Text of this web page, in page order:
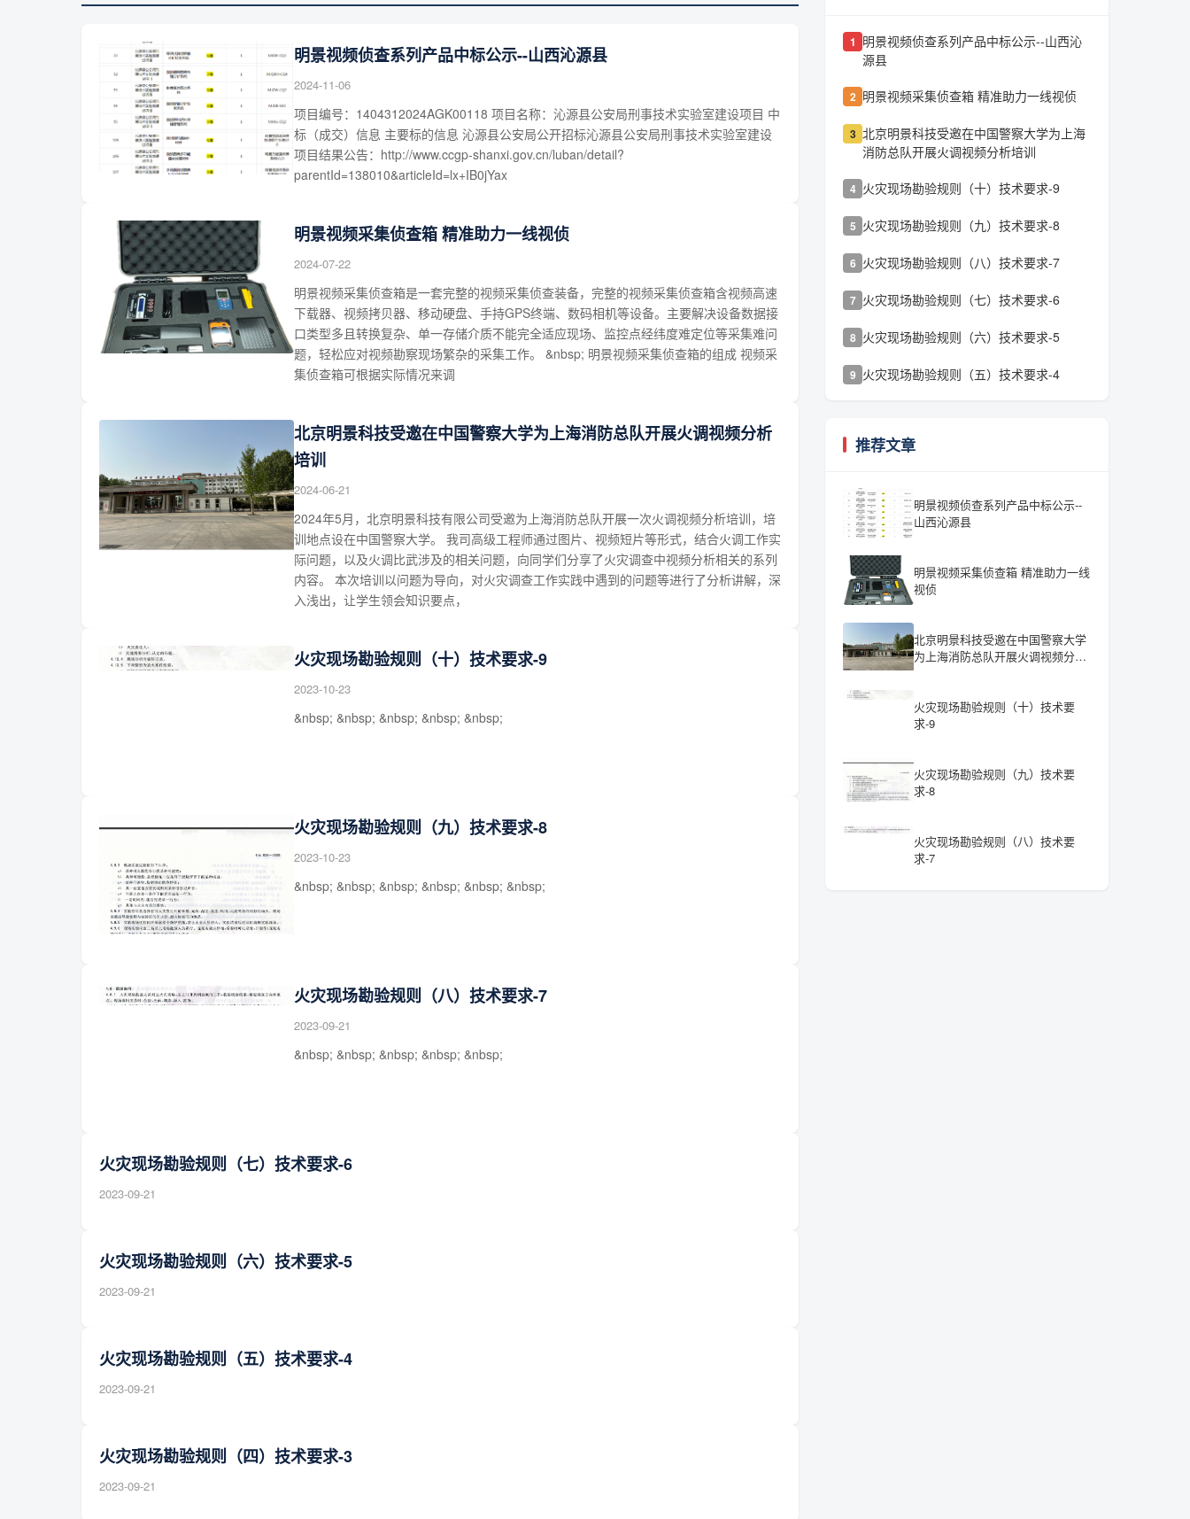
明景视频侦查系列产品中标公示--山西沁源县
2024-11-06
项目编号：1404312024AGK00118 项目名称：沁源县公安局刑事技术实验室建设项目 中
标（成交）信息 主要标的信息 沁源县公安局公开招标沁源县公安局刑事技术实验室建设
项目结果公告：http://www.ccgp-shanxi.gov.cn/luban/detail?
parentId=138010&articleId=lx+IB0jYax
明景视频采集侦查箱 精准助力一线视侦
2024-07-22
明景视频采集侦查箱是一套完整的视频采集侦查装备，完整的视频采集侦查箱含视频高速
下载器、视频拷贝器、移动硬盘、手持GPS终端、数码相机等设备。主要解决设备数据接
口类型多且转换复杂、单一存储介质不能完全适应现场、监控点经纬度难定位等采集难问
题，轻松应对视频勘察现场繁杂的采集工作。 &nbsp; 明景视频采集侦查箱的组成 视频采
集侦查箱可根据实际情况来调
北京明景科技受邀在中国警察大学为上海消防总队开展火调视频分析
培训
2024-06-21
2024年5月，北京明景科技有限公司受邀为上海消防总队开展一次火调视频分析培训，培
训地点设在中国警察大学。 我司高级工程师通过图片、视频短片等形式，结合火调工作实
际问题，以及火调比武涉及的相关问题，向同学们分享了火灾调查中视频分析相关的系列
内容。 本次培训以问题为导向，对火灾调查工作实践中遇到的问题等进行了分析讲解，深
入浅出，让学生领会知识要点，
火灾现场勘验规则（十）技术要求-9
2023-10-23
&nbsp; &nbsp; &nbsp; &nbsp; &nbsp;
火灾现场勘验规则（九）技术要求-8
2023-10-23
&nbsp; &nbsp; &nbsp; &nbsp; &nbsp; &nbsp;
火灾现场勘验规则（八）技术要求-7
2023-09-21
&nbsp; &nbsp; &nbsp; &nbsp; &nbsp;
火灾现场勘验规则（七）技术要求-6
2023-09-21
火灾现场勘验规则（六）技术要求-5
2023-09-21
火灾现场勘验规则（五）技术要求-4
2023-09-21
火灾现场勘验规则（四）技术要求-3
2023-09-21
1 明景视频侦查系列产品中标公示--山西沁
源县
2 明景视频采集侦查箱 精准助力一线视侦
3 北京明景科技受邀在中国警察大学为上海
消防总队开展火调视频分析培训
4 火灾现场勘验规则（十）技术要求-9
5 火灾现场勘验规则（九）技术要求-8
6 火灾现场勘验规则（八）技术要求-7
7 火灾现场勘验规则（七）技术要求-6
8 火灾现场勘验规则（六）技术要求-5
9 火灾现场勘验规则（五）技术要求-4
推荐文章
明景视频侦查系列产品中标公示--
山西沁源县
明景视频采集侦查箱 精准助力一线
视侦
北京明景科技受邀在中国警察大学
为上海消防总队开展火调视频分析
火灾现场勘验规则（十）技术要
求-9
火灾现场勘验规则（九）技术要
求-8
火灾现场勘验规则（八）技术要
求-7